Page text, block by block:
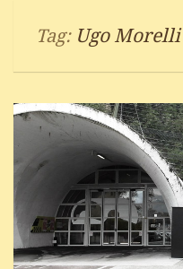
Tag: Ugo Morelli